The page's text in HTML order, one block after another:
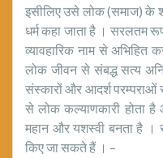
इसीलिए उसे लोक (समाज) के
धर्म कहा जाता है । सरलतम
व्यावहारिक नाम से अभिहित
लोक जीवन से संबद्ध सत्य
संस्कारों और आदर्श परम्पराओं
से लोक कल्याणकारी होता
महान और यशस्वी बनता है ।
किए जा सकते हैं । –